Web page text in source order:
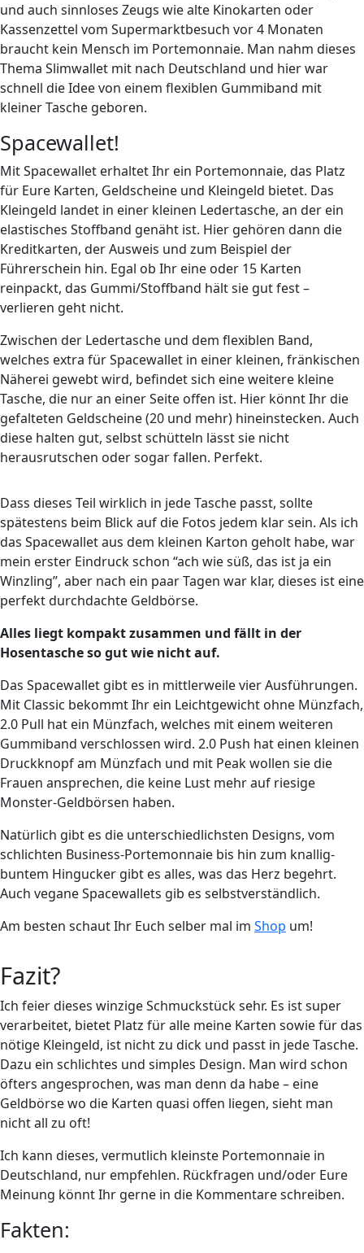
und auch sinnloses Zeugs wie alte Kinokarten oder
Kassenzettel vom Supermarktbesuch vor 4 Monaten
braucht kein Mensch im Portemonnaie. Man nahm dieses
Thema Slimwallet mit nach Deutschland und hier war
schnell die Idee von einem flexiblen Gummiband mit
kleiner Tasche geboren.
Spacewallet!
Mit Spacewallet erhaltet Ihr ein Portemonnaie, das Platz
für Eure Karten, Geldscheine und Kleingeld bietet. Das
Kleingeld landet in einer kleinen Ledertasche, an der ein
elastisches Stoffband genäht ist. Hier gehören dann die
Kreditkarten, der Ausweis und zum Beispiel der
Führerschein hin. Egal ob Ihr eine oder 15 Karten
reinpackt, das Gummi/Stoffband hält sie gut fest –
verlieren geht nicht.
Zwischen der Ledertasche und dem flexiblen Band,
welches extra für Spacewallet in einer kleinen, fränkischen
Näherei gewebt wird, befindet sich eine weitere kleine
Tasche, die nur an einer Seite offen ist. Hier könnt Ihr die
gefalteten Geldscheine (20 und mehr) hineinstecken. Auch
diese halten gut, selbst schütteln lässt sie nicht
herausrutschen oder sogar fallen. Perfekt.
Dass dieses Teil wirklich in jede Tasche passt, sollte
spätestens beim Blick auf die Fotos jedem klar sein. Als ich
das Spacewallet aus dem kleinen Karton geholt habe, war
mein erster Eindruck schon “ach wie süß, das ist ja ein
Winzling”, aber nach ein paar Tagen war klar, dieses ist eine
perfekt durchdachte Geldbörse.
Alles liegt kompakt zusammen und fällt in der
Hosentasche so gut wie nicht auf.
Das Spacewallet gibt es in mittlerweile vier Ausführungen.
Mit Classic bekommt Ihr ein Leichtgewicht ohne Münzfach,
2.0 Pull hat ein Münzfach, welches mit einem weiteren
Gummiband verschlossen wird. 2.0 Push hat einen kleinen
Druckknopf am Münzfach und mit Peak wollen sie die
Frauen ansprechen, die keine Lust mehr auf riesige
Monster-Geldbörsen haben.
Natürlich gibt es die unterschiedlichsten Designs, vom
schlichten Business-Portemonnaie bis hin zum knallig-
buntem Hingucker gibt es alles, was das Herz begehrt.
Auch vegane Spacewallets gib es selbstverständlich.
Am besten schaut Ihr Euch selber mal im Shop um!
Fazit?
Ich feier dieses winzige Schmuckstück sehr. Es ist super
verarbeitet, bietet Platz für alle meine Karten sowie für das
nötige Kleingeld, ist nicht zu dick und passt in jede Tasche.
Dazu ein schlichtes und simples Design. Man wird schon
öfters angesprochen, was man denn da habe – eine
Geldbörse wo die Karten quasi offen liegen, sieht man
nicht all zu oft!
Ich kann dieses, vermutlich kleinste Portemonnaie in
Deutschland, nur empfehlen. Rückfragen und/oder Eure
Meinung könnt Ihr gerne in die Kommentare schreiben.
Fakten: